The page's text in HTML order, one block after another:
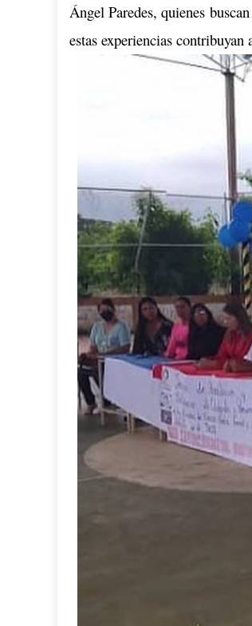
Ángel Paredes, quienes
estas experiencias